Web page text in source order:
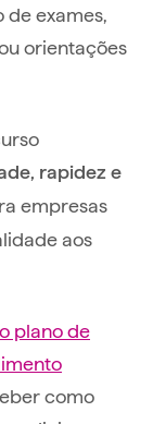
de exames,
orientações
rapidez e
empresas
aos
plano de
como